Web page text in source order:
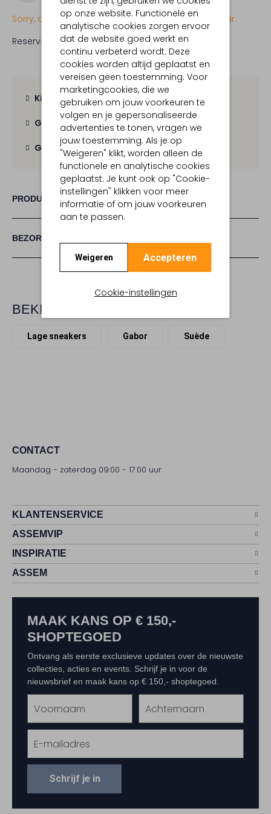
op onze website. Functionele en
analytische cookies zorgen ervoor
dat de website goed werkt en
continu verbeterd wordt. Deze
cookies worden altijd geplaatst en
vereisen geen toestemming. Voor
marketingcookies, die we
gebruiken om jouw voorkeuren te
volgen en je gepersonaliseerde
advertenties te tonen, vragen we
jouw toestemming. Als je op
"Weigeren" klikt, worden alleen de
functionele en analytische cookies
geplaatst. Je kunt ook op "Cookie-
instellingen" klikken voor meer
informatie of om jouw voorkeuren
aan te passen.
Weigeren Accepteren
Cookie-instellingen
Sorry, dit item is momenteel (nog) niet beschikbaar.
Reserveer direct in een van onze 19 boutiques
Kies zelf je bezorgmoment
Gratis verzendingvanaf € 100,-
Gratis retour binnen 30 dagen
PRODUCT INFORMATIE
BEZORGEN & RETOURNEREN
BEKIJK MEER
Lage sneakers Gabor Suède
CONTACT
Maandag - zaterdag 09:00 - 17:00 uur
KLANTENSERVICE
ASSEMVIP
INSPIRATIE
ASSEM
MAAK KANS OP € 150,-
SHOPTEGOED
Ontvang als eerste exclusieve updates over de nieuwste
collecties, acties en events. Schrijf je in voor de
nieuwsbrief en maak kans op € 150,- shoptegoed.
Schrijf je in